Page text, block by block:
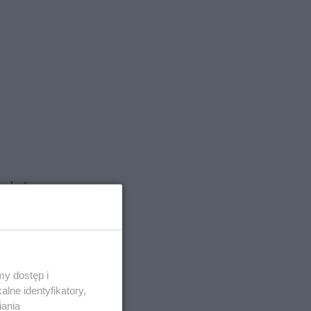
decyzję
dostęp i
identyfikatory,